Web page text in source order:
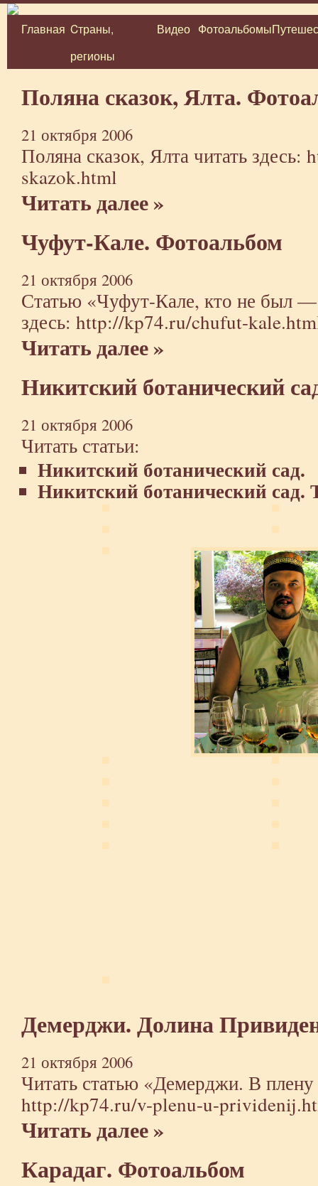
Перейти
Главная Cтраны,
регионы
Видео Фотоальбомы
Поляна сказок, Ялта.
21 октября 2006
Поляна сказок, Ялта читать здесь:
skazok.html
Читать далее »
Чуфут-Кале. Фотоальбом
21 октября 2006
Статью «Чуфут-Кале, кто не был
здесь: http://kp74.ru/chufut-
Читать далее »
Никитский ботанический
21 октября 2006
Читать статьи:
Никитский ботанический сад.
Никитский ботанический сад.
Демерджи. Долина
21 октября 2006
Читать статью «Демерджи. В
http://kp74.ru/v-plenu-u-
Читать далее »
Карадаг. Фотоальбом